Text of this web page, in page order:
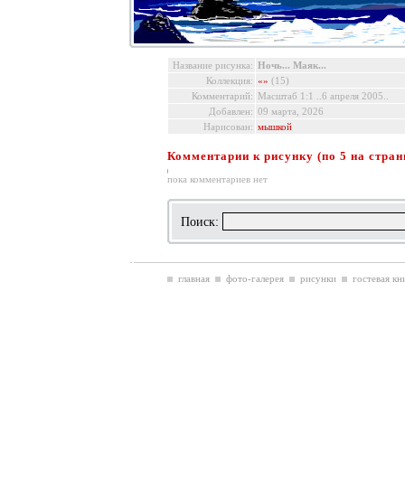
Название рисунка: Ночь... Маяк...
Коллекция: «» (15)
Комментарий: Масштаб 1:1 ..6 апреля 2005..
Добавлен: 09 марта, 2026
Нарисован: мышкой
Комментарии к рисунку (по 5 на
пока комментариев нет
Поиск:
главная фото-галерея рисунки гостевая